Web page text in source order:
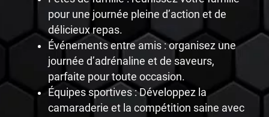
pour une journée pleine d’action et de
délicieux repas.
Événements entre amis : organisez une
journée d’adrénaline et de saveurs,
parfaite pour toute occasion.
Équipes sportives : Développez la
camaraderie et la compétition saine avec